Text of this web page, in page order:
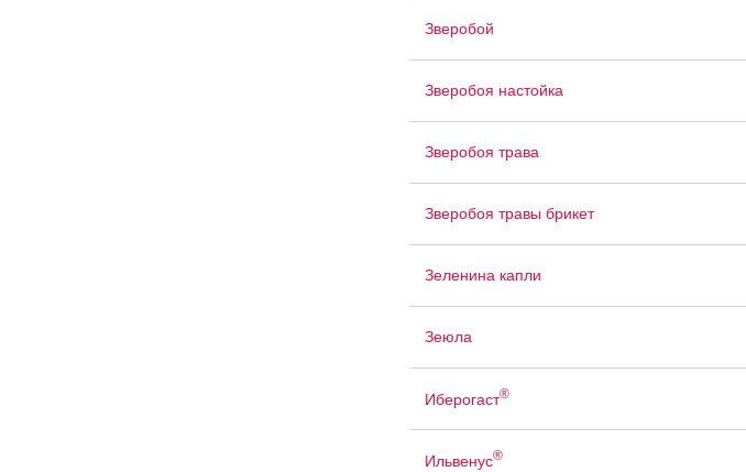
Зверобой
Зверобоя настойка
Зверобоя трава
Зверобоя травы брикет
Зеленина капли
Зеюла
Иберогаст®
Ильвенус®